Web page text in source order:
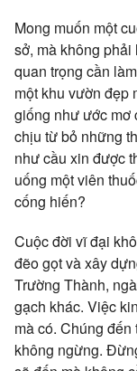
Mong muốn một
sở, mà không
quan trọng cần
một khu vườn đẹp
giống như ước mơ
chịu từ bỏ những
như cầu xin được
uống một viên
cống hiến?
Cuộc đời vĩ đại
đẽo gọt và xây
Trường Thành,
gạch khác. Việc
mà có. Chúng
không ngừng.